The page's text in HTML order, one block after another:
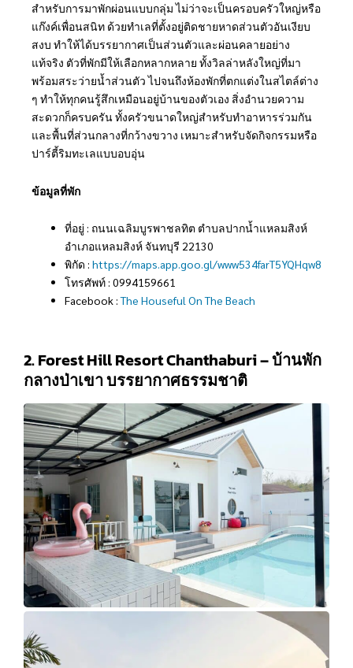
สำหรับการมาพักผ่อนแบบกลุ่ม ไม่ว่าจะเป็นครอบครัวใหญ่หรือ
แก๊งค์เพื่อนสนิท ด้วยทำเลที่ตั้งอยู่ติดชายหาดส่วนตัวอันเงียบ
สงบ ทำให้ได้บรรยากาศเป็นส่วนตัวและผ่อนคลายอย่าง
แท้จริง ตัวที่พักมีให้เลือกหลากหลาย ทั้งวิลล่าหลังใหญ่ที่มา
พร้อมสระว่ายน้ำส่วนตัว ไปจนถึงห้องพักที่ตกแต่งในสไตล์ต่าง
ๆ ทำให้ทุกคนรู้สึกเหมือนอยู่บ้านของตัวเอง สิ่งอำนวยความ
สะดวกก็ครบครัน ทั้งครัวขนาดใหญ่สำหรับทำอาหารร่วมกัน
และพื้นที่ส่วนกลางที่กว้างขวาง เหมาะสำหรับจัดกิจกรรมหรือ
ปาร์ตี้ริมทะเลแบบอบอุ่น
ข้อมูลที่พัก
ที่อยู่ : ถนนเฉลิมบูรพาชลทิต ตำบลปากน้ำแหลมสิงห์
อำเภอแหลมสิงห์ จันทบุรี 22130
พิกัด : https://maps.app.goo.gl/www534farT5YQHqw8
โทรศัพท์ : 0994159661
Facebook :The Houseful On The Beach
2. Forest Hill Resort Chanthaburi – บ้านพัก
กลางป่าเขา บรรยากาศธรรมชาติ